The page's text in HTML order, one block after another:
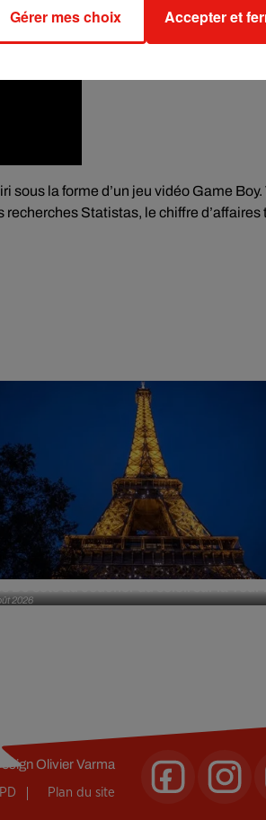
sous la forme d’un jeu vidéo Game Boy.
recherches Statistas, le chiffre
2026
Olivier Varma
Plan du site
Gérer mes choix Accepter et